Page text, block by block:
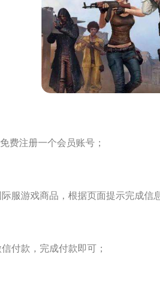
注册一个会员账号；
游戏商品，根据页面提示完成信
款，完成付款即可；